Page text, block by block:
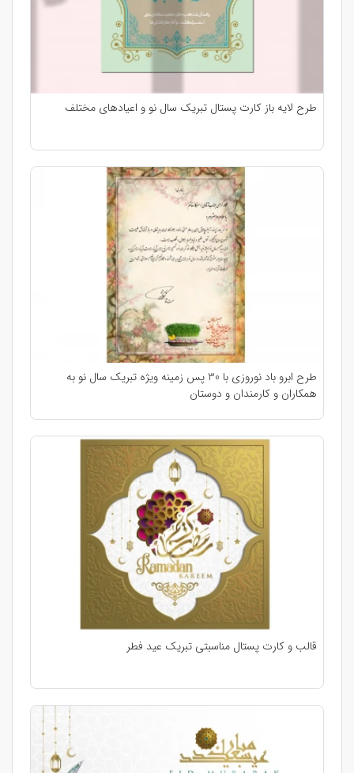
طرح لایه باز کارت پستال تبریک سال نو و اعیادهای مختلف
طرح ابرو باد نوروزی با 30 پس زمینه ویژه تبریک سال نو به
همکاران و کارمندان و دوستان
قالب و کارت پستال مناسبتی تبریک عید فطر